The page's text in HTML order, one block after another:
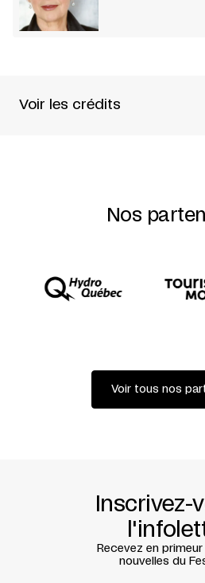
Voir les crédits
Paule Baillargeon, Pierre
Images : Angelo Barsetti, Simon
: Sibyllines | Théâtre
Coproduction
Nos
Voir tous nos
Inscrivez-
Recevez en
nouvelles du